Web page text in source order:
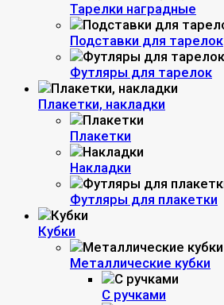
Тарелки наградные
Подставки для тарелок
Футляры для тарелок
Плакетки, накладки
Плакетки
Накладки
Футляры для плакетки
Кубки
Металлические кубки
С ручками